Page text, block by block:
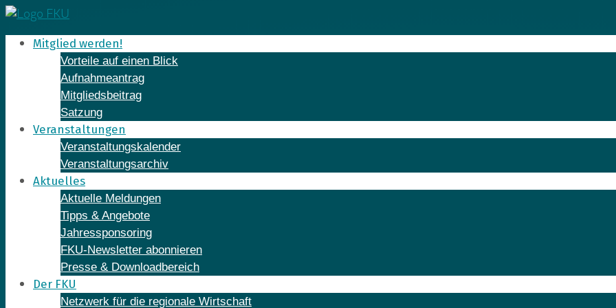
Skip
to
contentMitglied werden!
Vorteile auf einen Blick
Aufnahmeantrag
Mitgliedsbeitrag
Satzung
Veranstaltungen
Veranstaltungskalender
Veranstaltungsarchiv
Aktuelles
Aktuelle Meldungen
Tipps & Angebote
Jahressponsoring
FKU-Newsletter abonnieren
Presse & Downloadbereich
Der FKU
Netzwerk für die regionale Wirtschaft